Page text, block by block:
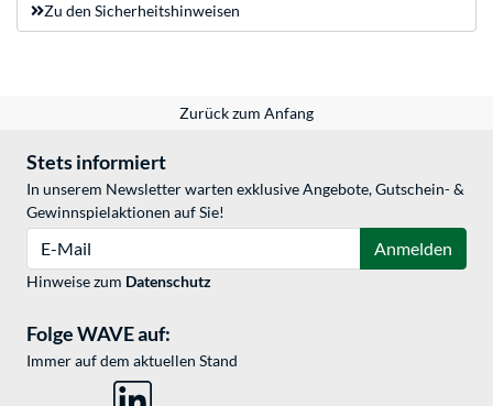
Zu den Sicherheitshinweisen
Zurück zum Anfang
Stets informiert
In unserem Newsletter warten exklusive Angebote, Gutschein- &
Gewinnspielaktionen auf Sie!
Anmelden
Hinweise zum Datenschutz
Folge WAVE auf:
Immer auf dem aktuellen Stand